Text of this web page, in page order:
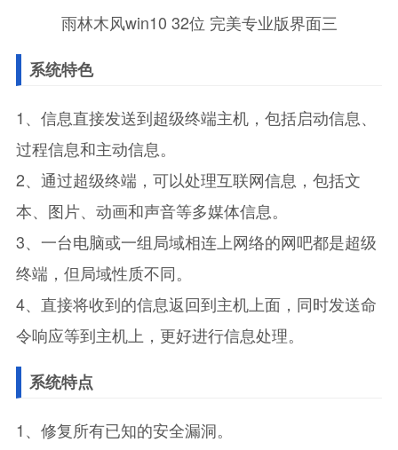
雨林木风win10 32位 完美专业版界面三
系统特色
1、信息直接发送到超级终端主机，包括启动信息、
过程信息和主动信息。
2、通过超级终端，可以处理互联网信息，包括文
本、图片、动画和声音等多媒体信息。
3、一台电脑或一组局域相连上网络的网吧都是超级
终端，但局域性质不同。
4、直接将收到的信息返回到主机上面，同时发送命
令响应等到主机上，更好进行信息处理。
系统特点
1、修复所有已知的安全漏洞。